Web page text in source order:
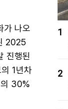
가 나오
2025
진행된
1년차
30%
1
2